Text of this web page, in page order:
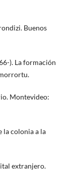
Buenos
). La formación
Montevideo:
la colonia a la
extranjero.